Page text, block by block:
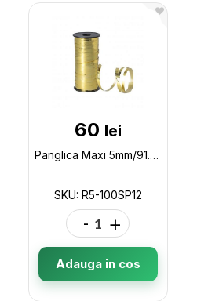
60 lei
Panglica Maxi 5mm/91.44 m,Argintiu R5-100SP12
SKU: R5-100SP12
- +
Adauga in cos